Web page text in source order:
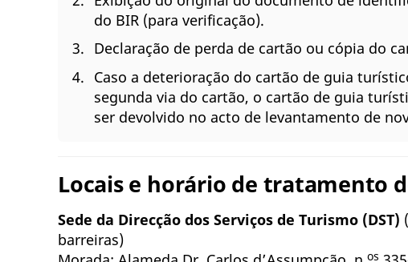
do BIR (para verificação).
Declaração de perda de cartão ou cópia do
Caso a deterioração do cartão de guia
segunda via do cartão, o cartão de guia
ser devolvido no acto de levantamento de
Locais e horário de tratamento
Sede da Direcção dos Serviços de Turismo (DST)
barreiras)
os